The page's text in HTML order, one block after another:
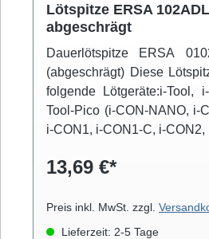
Lötspitze ERSA
abgeschrägt
Dauerlötspitze ERSA
(abgeschrägt) Diese
folgende Lötgeräte:i-Tool,
Tool-Pico (i-CON-NANO, i-
i-CON1, i-CON1-C, i-CON2,
13,69 €*
Preis inkl. MwSt. zzgl.
Lieferzeit: 2-5 Tage